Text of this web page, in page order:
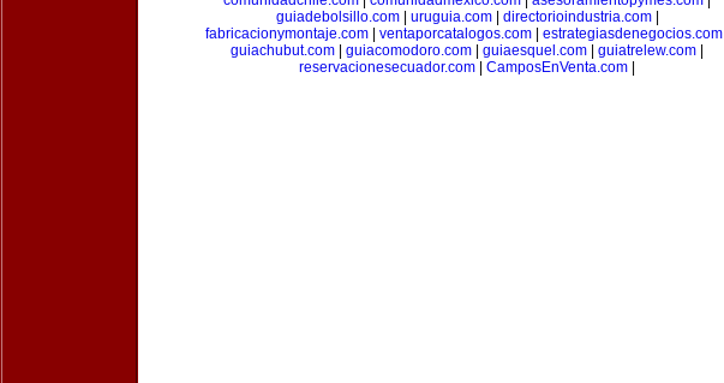
guiadebolsillo.com| uruguia.com| directorioindustria.com|
fabricacionymontaje.com| ventaporcatalogos.com| estrategiasdenegocios.com|
guiachubut.com
guiacomodoro.com guiaesquel.com guiatrelew.com
reservacionesecuador.com
CamposEnVenta.com